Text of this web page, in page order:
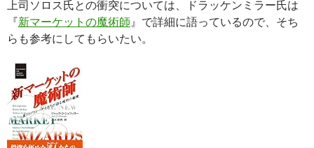
上司ソロス氏との衝突については、ドラッケンミラー氏は
『新マーケットの魔術師 』で詳細に語っているので、そち
らも参考にしてもらいたい。